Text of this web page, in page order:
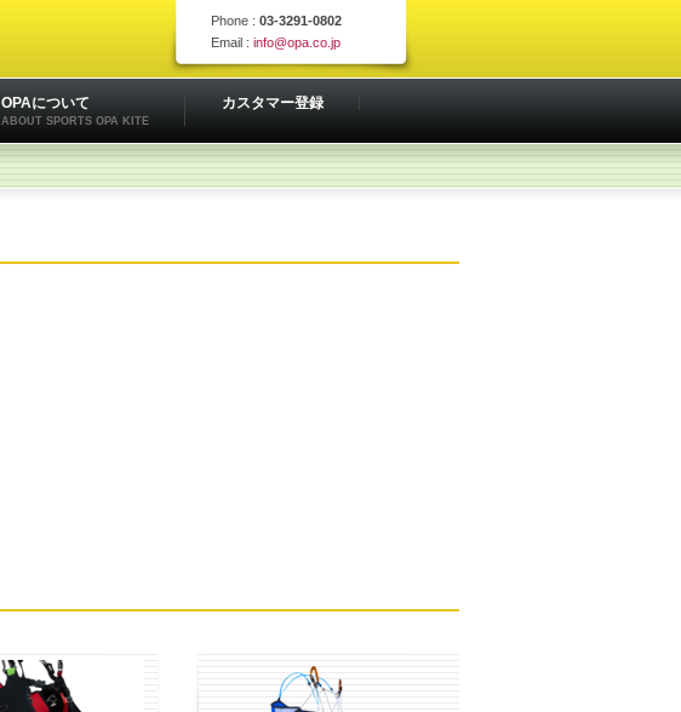
Phone : 03-3291-0802
Email : info@opa.co.jp
OPAについて
ABOUT SPORTS OPA KITE
カスタマー登録